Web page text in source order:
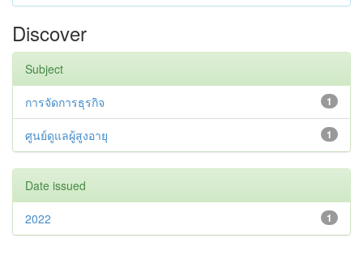
Discover
Subject
1
การจัดการธุรกิจ
1
ศูนย์ดูแลผู้สูงอายุ
Date issued
1
2022